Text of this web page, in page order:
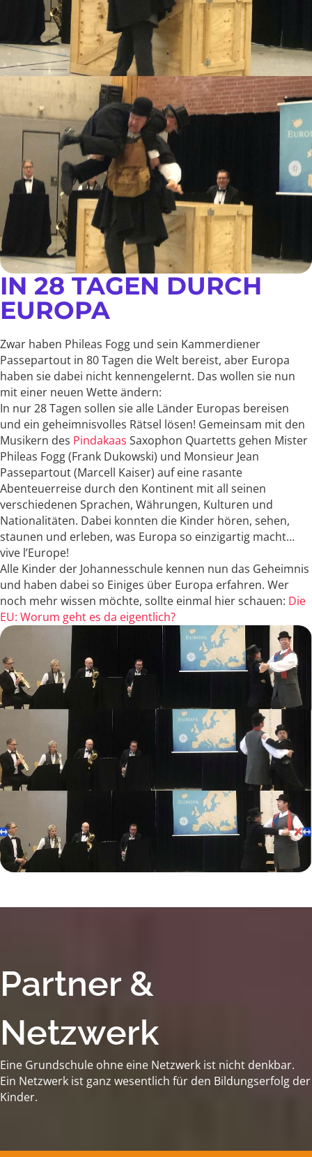
IN 28 TAGEN DURCH
EUROPA
Zwar haben Phileas Fogg und sein Kammerdiener
Passepartout in 80 Tagen die Welt bereist, aber Europa
haben sie dabei nicht kennengelernt. Das wollen sie nun
mit einer neuen Wette ändern:
In nur 28 Tagen sollen sie alle Länder Europas bereisen
und ein geheimnisvolles Rätsel lösen! Gemeinsam mit den
Musikern des Pindakaas Saxophon Quartetts gehen Mister
Phileas Fogg (Frank Dukowski) und Monsieur Jean
Passepartout (Marcell Kaiser) auf eine rasante
Abenteuerreise durch den Kontinent mit all seinen
verschiedenen Sprachen, Währungen, Kulturen und
Nationalitäten. Dabei konnten die Kinder hören, sehen,
staunen und erleben, was Europa so einzigartig macht…
vive l’Europe!
Alle Kinder der Johannesschule kennen nun das Geheimnis
und haben dabei so Einiges über Europa erfahren. Wer
noch mehr wissen möchte, sollte einmal hier schauen: Die
EU: Worum geht es da eigentlich?
Partner &
Netzwerk
Eine Grundschule ohne eine Netzwerk ist nicht denkbar.
Ein Netzwerk ist ganz wesentlich für den Bildungserfolg der
Kinder.